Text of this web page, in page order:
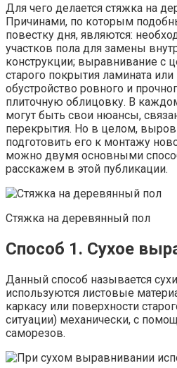
Для чего делается стяжка на
Причинами, по которым
повестку дня, являются:
участков пола для замены
конструкции; выравнивание с
старого покрытия ламината
обустройство ровного и
плиточную облицовку. В
могут быть свои нюансы,
перекрытия. Но в целом,
подготовить его к монтажу
можно двумя основными
расскажем в этой публикации.
Стяжка на деревянный пол
Способ 1. Сухое
Данный способ называется
используются листовые
каркасу или поверхности
ситуации) механически, с
саморезов.